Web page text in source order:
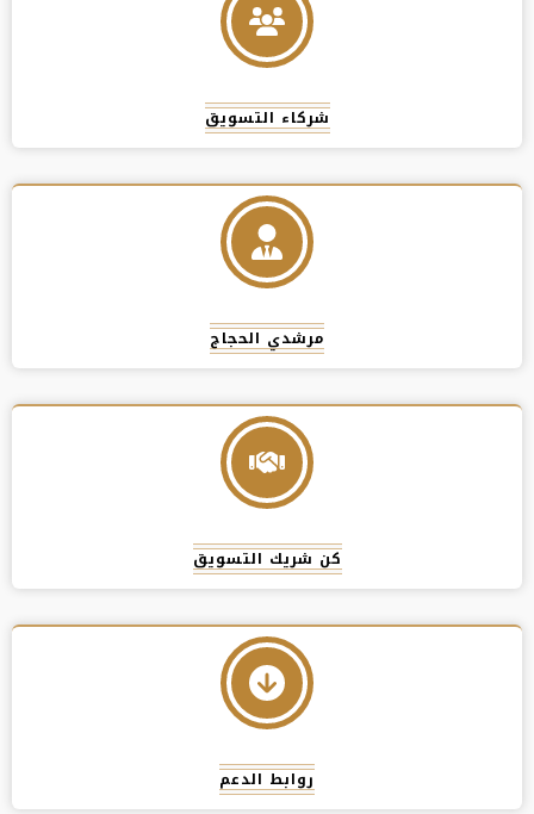
شركاء التسويق
مرشدي الحجاج
كن شريك التسويق
روابط الدعم